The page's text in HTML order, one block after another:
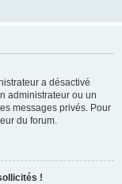
a désactivé
administrateur ou un
messages privés. Pour
du forum.
!